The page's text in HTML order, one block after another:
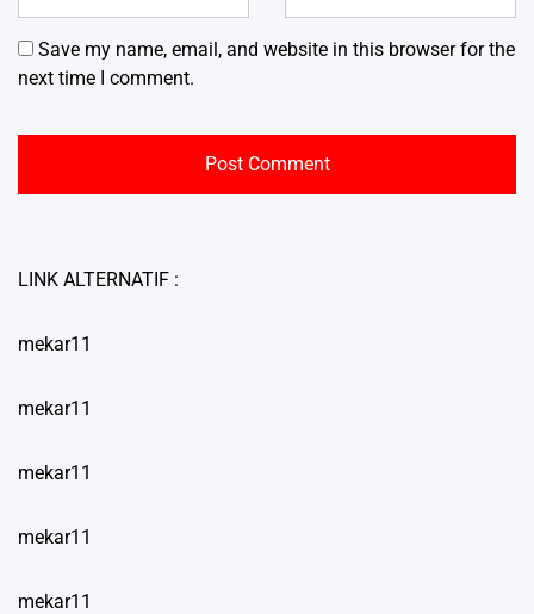
Save my name, email, and website in this browser for the
next time I comment.
LINK ALTERNATIF :
mekar11
mekar11
mekar11
mekar11
mekar11